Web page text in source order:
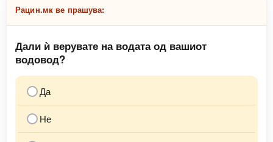
Рацин.мк ве прашува:
Дали ѝ верувате на водата од вашиот
водовод?
Да
Не